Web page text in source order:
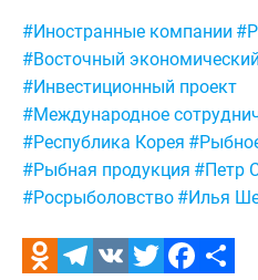
Метки:
#Иностранные компании
#Восточный
#Инвестиционный проект
#Международное
#Республика Корея
#Рыбная продукция #Петр
#Росрыболовство #Илья